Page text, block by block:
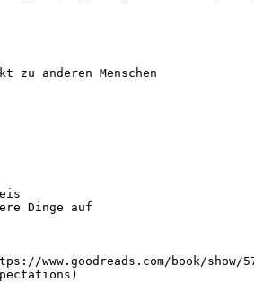
anderen Menschen
www.goodreads.com/book/